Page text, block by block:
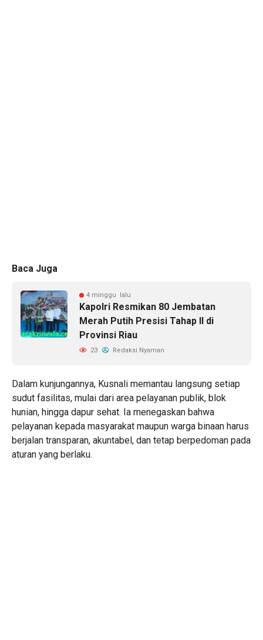
Baca Juga
4 minggu lalu
Kapolri Resmikan 80 Jembatan
Merah Putih Presisi Tahap II di
Provinsi Riau
23 Redaksi Nyaman
Dalam kunjungannya, Kusnali memantau langsung setiap
sudut fasilitas, mulai dari area pelayanan publik, blok
hunian, hingga dapur sehat. Ia menegaskan bahwa
pelayanan kepada masyarakat maupun warga binaan harus
berjalan transparan, akuntabel, dan tetap berpedoman pada
aturan yang berlaku.